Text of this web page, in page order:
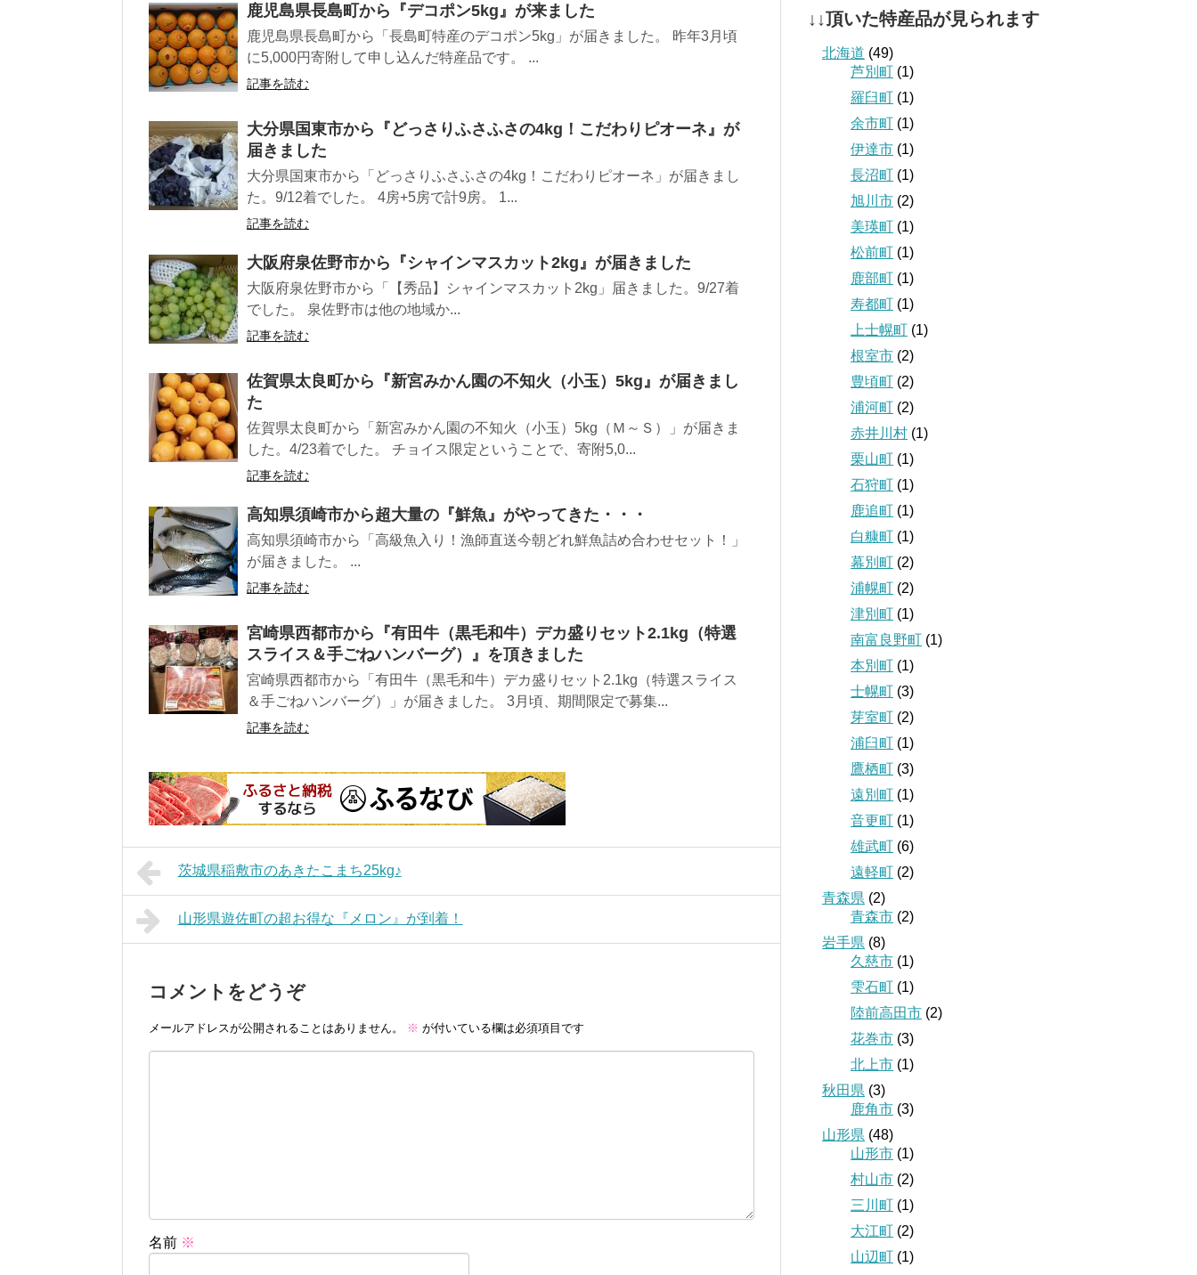
鹿児島県長島町から『デコポン5kg』が来ました
鹿児島県長島町から「長島町特産のデコポン5kg」が届きました。 昨年3月頃
に5,000円寄附して申し込んだ特産品です。 ...
記事を読む
大分県国東市から『どっさりふさふさの4kg！こだわりピオーネ』が
届きました
大分県国東市から「どっさりふさふさの4kg！こだわりピオーネ」が届きまし
た。9/12着でした。 4房+5房で計9房。 1...
記事を読む
大阪府泉佐野市から『シャインマスカット2kg』が届きました
大阪府泉佐野市から「【秀品】シャインマスカット2kg」届きました。9/27着
でした。 泉佐野市は他の地域か...
記事を読む
佐賀県太良町から『新宮みかん園の不知火（小玉）5kg』が届きまし
た
佐賀県太良町から「新宮みかん園の不知火（小玉）5kg（Ｍ～Ｓ）」が届きま
した。4/23着でした。 チョイス限定ということで、寄附5,0...
記事を読む
高知県須崎市から超大量の『鮮魚』がやってきた・・・
高知県須崎市から「高級魚入り！漁師直送今朝どれ鮮魚詰め合わせセット！」
が届きました。 ...
記事を読む
宮崎県西都市から『有田牛（黒毛和牛）デカ盛りセット2.1kg（特選
スライス＆手ごねハンバーグ）』を頂きました
宮崎県西都市から「有田牛（黒毛和牛）デカ盛りセット2.1kg（特選スライス
＆手ごねハンバーグ）」が届きました。 3月頃、期間限定で募集...
記事を読む
茨城県稲敷市のあきたこまち25kg♪
山形県遊佐町の超お得な『メロン』が到着！
コメントをどうぞ
メールアドレスが公開されることはありません。 ※ が付いている欄は必須項目です
名前 ※
↓↓頂いた特産品が見られます
北海道 (49)
芦別町 (1)
羅臼町 (1)
余市町 (1)
伊達市 (1)
長沼町 (1)
旭川市 (2)
美瑛町 (1)
松前町 (1)
鹿部町 (1)
寿都町 (1)
上士幌町 (1)
根室市 (2)
豊頃町 (2)
浦河町 (2)
赤井川村 (1)
栗山町 (1)
石狩町 (1)
鹿追町 (1)
白糠町 (1)
幕別町 (2)
浦幌町 (2)
津別町 (1)
南富良野町 (1)
本別町 (1)
士幌町 (3)
芽室町 (2)
浦臼町 (1)
鷹栖町 (3)
遠別町 (1)
音更町 (1)
雄武町 (6)
遠軽町 (2)
青森県 (2)
青森市 (2)
岩手県 (8)
久慈市 (1)
雫石町 (1)
陸前高田市 (2)
花巻市 (3)
北上市 (1)
秋田県 (3)
鹿角市 (3)
山形県 (48)
山形市 (1)
村山市 (2)
三川町 (1)
大江町 (2)
山辺町 (1)